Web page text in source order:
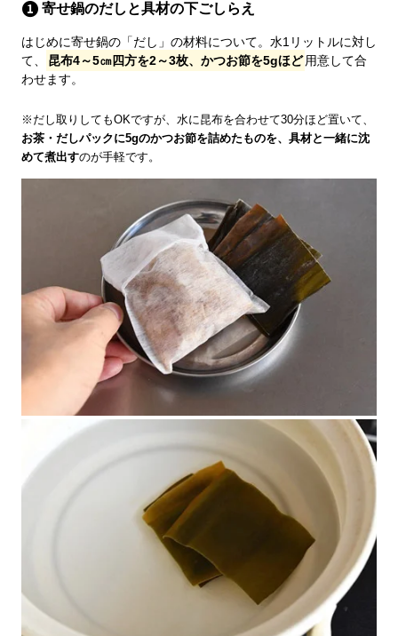
寄せ鍋のだしと具材の下ごしらえ
はじめに寄せ鍋の「だし」の材料について。水1リットルに対し
て、
昆布4～5㎝四方を2～3枚、かつお節を5gほど用意して合
わせます。
※だし取りしてもOKですが、水に昆布を合わせて30分ほど置いて、
お茶・だしパックに5gのかつお節を詰めたものを、具材と一緒に沈
めて煮出すのが手軽です。